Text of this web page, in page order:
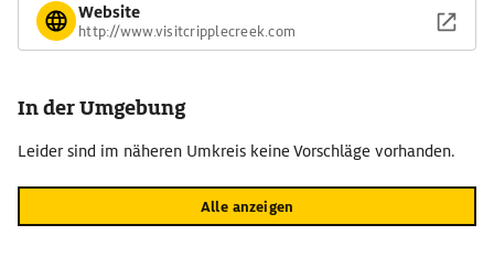
Website
http://www.visitcripplecreek.com
In der Umgebung
Leider sind im näheren Umkreis keine Vorschläge vorhanden.
Alle anzeigen